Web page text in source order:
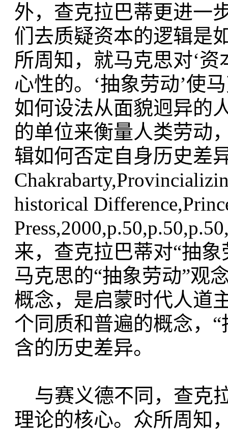
外，查克拉巴蒂更进一
们去质疑资本的逻辑是
所周知，就马克思对‘
心性的。‘抽象劳动’使
如何设法从面貌迥异的
的单位来衡量人类劳动
辑如何否定自身历史差
historical
来，查克拉巴蒂对“抽
马克思的“抽象劳动”观
概念，是启蒙时代人道
个同质和普遍的概念，
含的历史差异。
与赛义德不同，查克
理论的核心。众所周知